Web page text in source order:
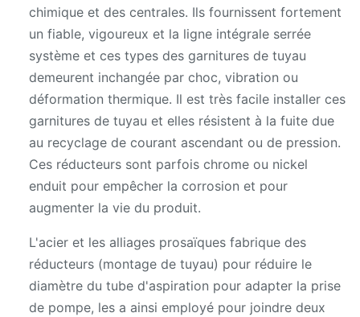
chimique et des centrales. Ils fournissent fortement
un fiable, vigoureux et la ligne intégrale serrée
système et ces types des garnitures de tuyau
demeurent inchangée par choc, vibration ou
déformation thermique. Il est très facile installer ces
garnitures de tuyau et elles résistent à la fuite due
au recyclage de courant ascendant ou de pression.
Ces réducteurs sont parfois chrome ou nickel
enduit pour empêcher la corrosion et pour
augmenter la vie du produit.
L'acier et les alliages prosaïques fabrique des
réducteurs (montage de tuyau) pour réduire le
diamètre du tube d'aspiration pour adapter la prise
de pompe, les a ainsi employé pour joindre deux